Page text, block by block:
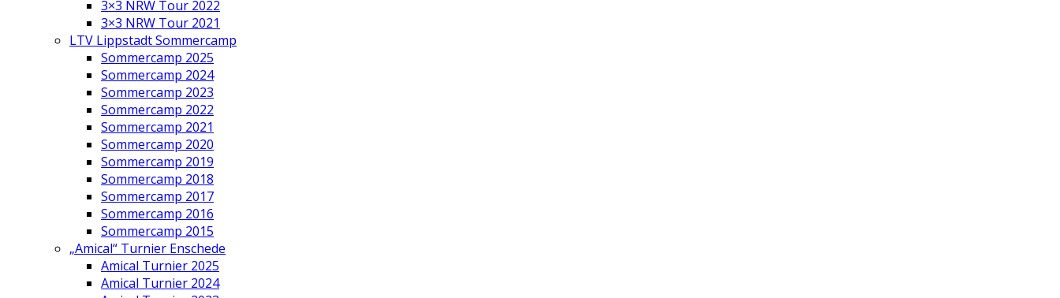
3×3 NRW Tour 2022
3×3 NRW Tour 2021
LTV Lippstadt Sommercamp
Sommercamp 2025
Sommercamp 2024
Sommercamp 2023
Sommercamp 2022
Sommercamp 2021
Sommercamp 2020
Sommercamp 2019
Sommercamp 2018
Sommercamp 2017
Sommercamp 2016
Sommercamp 2015
„Amical“ Turnier Enschede
Amical Turnier 2025
Amical Turnier 2024